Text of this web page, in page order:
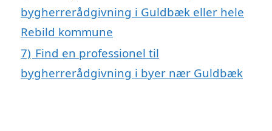
bygherrerådgivning i Guldbæk eller hele
Rebild kommune
7) Find en professionel til
bygherrerådgivning i byer nær Guldbæk